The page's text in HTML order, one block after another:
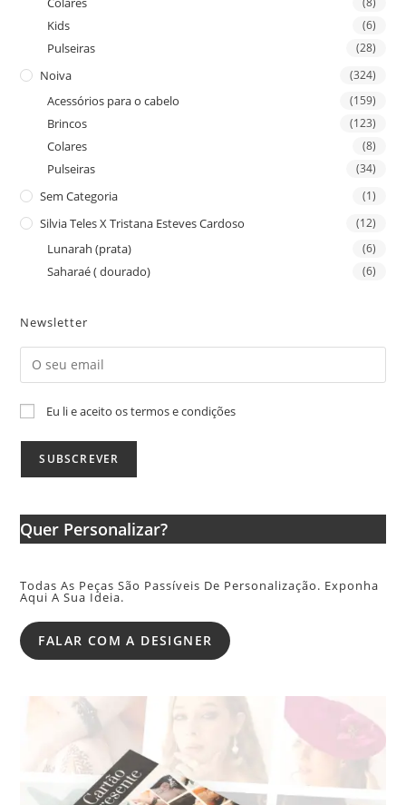
Kids (6)
Pulseiras (28)
Noiva (324)
Acessórios para o cabelo (159)
Brincos (123)
Colares (8)
Pulseiras (34)
Sem Categoria (1)
Silvia Teles X Tristana Esteves Cardoso (12)
Lunarah (prata) (6)
Saharaé ( dourado) (6)
Newsletter
Eu li e aceito os termos e condições
Quer Personalizar?
Todas As Peças São Passíveis De Personalização. Exponha
Aqui A Sua Ideia.
FALAR COM A DESIGNER